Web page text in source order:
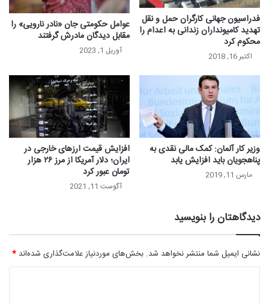
فدراسیون جهانی کارگران حمل و نقل
تهدید کامیونداران زندانی به اعدام را
محکوم کرد
اکتبر 16, 2018
عوامل حکومتی جان «نادر نارویی» را
مقابل دیدگان مادرش گرفتند
آوریل 1, 2023
وزیر کار آلمان: کمک مالی نقدی به
پناهجویان باید افزایش یابد
مارس 11, 2019
افزایش قیمت ارزهای خارجی در
ایران؛ دلار آمریکا از مرز ۲۶ هزار
تومان عبور کرد
آگوست 11, 2021
دیدگاهتان را بنویسید
نشانی ایمیل شما منتشر نخواهد شد. بخش‌های موردنیاز علامت‌گذاری شده‌اند *